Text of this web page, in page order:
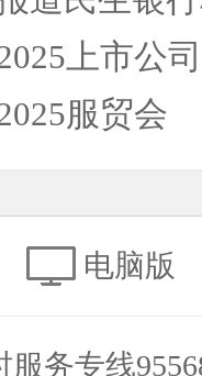
会最佳实践案例、上市公
服贸会
电脑版
服务专线